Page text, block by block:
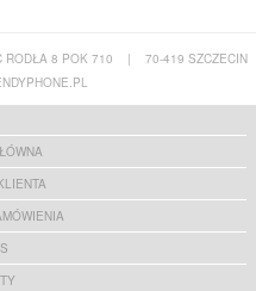
RODŁA 8 POK 710 |
70-419 SZCZECIN